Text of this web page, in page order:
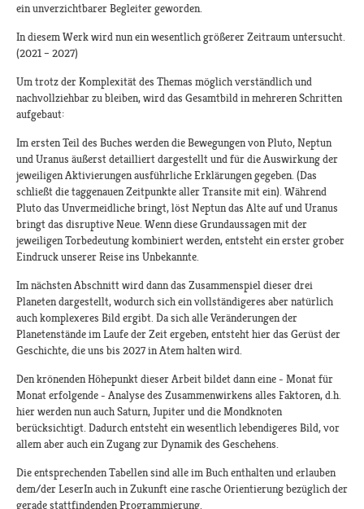
ein unverzichtbarer Begleiter geworden.
In diesem Werk wird nun ein wesentlich größerer Zeitraum untersucht.
(2021 – 2027)
Um trotz der Komplexität des Themas möglich verständlich und
nachvollziehbar zu bleiben, wird das Gesamtbild in mehreren Schritten
aufgebaut:
Im ersten Teil des Buches werden die Bewegungen von Pluto, Neptun
und Uranus äußerst detailliert dargestellt und für die Auswirkung der
jeweiligen Aktivierungen ausführliche Erklärungen gegeben. (Das
schließt die taggenauen Zeitpunkte aller Transite mit ein). Während
Pluto das Unvermeidliche bringt, löst Neptun das Alte auf und Uranus
bringt das disruptive Neue. Wenn diese Grundaussagen mit der
jeweiligen Torbedeutung kombiniert werden, entsteht ein erster grober
Eindruck unserer Reise ins Unbekannte.
Im nächsten Abschnitt wird dann das Zusammenspiel dieser drei
Planeten dargestellt, wodurch sich ein vollständigeres aber natürlich
auch komplexeres Bild ergibt. Da sich alle Veränderungen der
Planetenstände im Laufe der Zeit ergeben, entsteht hier das Gerüst der
Geschichte, die uns bis 2027 in Atem halten wird.
Den krönenden Höhepunkt dieser Arbeit bildet dann eine - Monat für
Monat erfolgende - Analyse des Zusammenwirkens alles Faktoren, d.h.
hier werden nun auch Saturn, Jupiter und die Mondknoten
berücksichtigt. Dadurch entsteht ein wesentlich lebendigeres Bild, vor
allem aber auch ein Zugang zur Dynamik des Geschehens.
Die entsprechenden Tabellen sind alle im Buch enthalten und erlauben
dem/der LeserIn auch in Zukunft eine rasche Orientierung bezüglich der
gerade stattfindenden Programmierung.